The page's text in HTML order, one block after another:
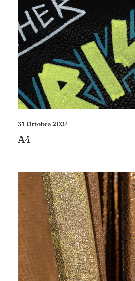
31 Ottobre 2024
A4